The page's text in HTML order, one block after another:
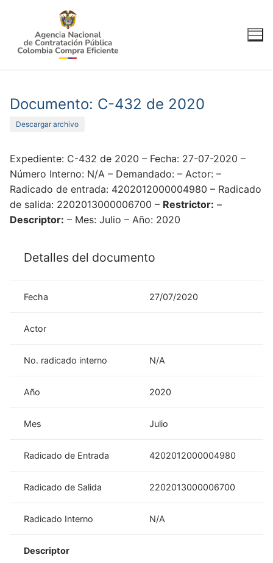
contenido
Documento: C-432 de 2020
Descargar archivo
Expediente: C-432 de 2020 – Fecha: 27-07-2020 –
Número Interno: N/A – Demandado: – Actor: –
Radicado de entrada: 4202012000004980 – Radicado
de salida: 2202013000006700 – Restrictor: –
Descriptor: – Mes: Julio – Año: 2020
Detalles del documento
Fecha 27/07/2020
Actor
No. radicado interno N/A
Año 2020
Mes Julio
Radicado de Entrada 4202012000004980
Radicado de Salida 2202013000006700
Radicado Interno N/A
Descriptor